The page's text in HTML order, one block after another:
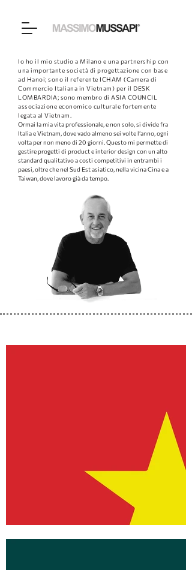
​Io ho il mio studio a Milano e una partnership con
una importante società di progettazione con base
ad Hanoi; sono il referente ICHAM (Camera di
Commercio Italiana in Vietnam) per il DESK
LOMBARDIA; sono membro di ASIA COUNCIL
associazione economico culturale fortemente
legata al Vietnam.​
Ormai la mia vita professionale, e non solo, si divide fra
Italia e Vietnam, dove vado almeno sei volte l’anno, ogni
volta per non meno di 20 giorni. Questo mi permette di
gestire progetti di product e interior design con un alto
standard qualitativo a costi competitivi in entrambi i
paesi, oltre che nel Sud Est asiatico, nella vicina Cina e a
Taiwan, dove lavoro già da tempo.